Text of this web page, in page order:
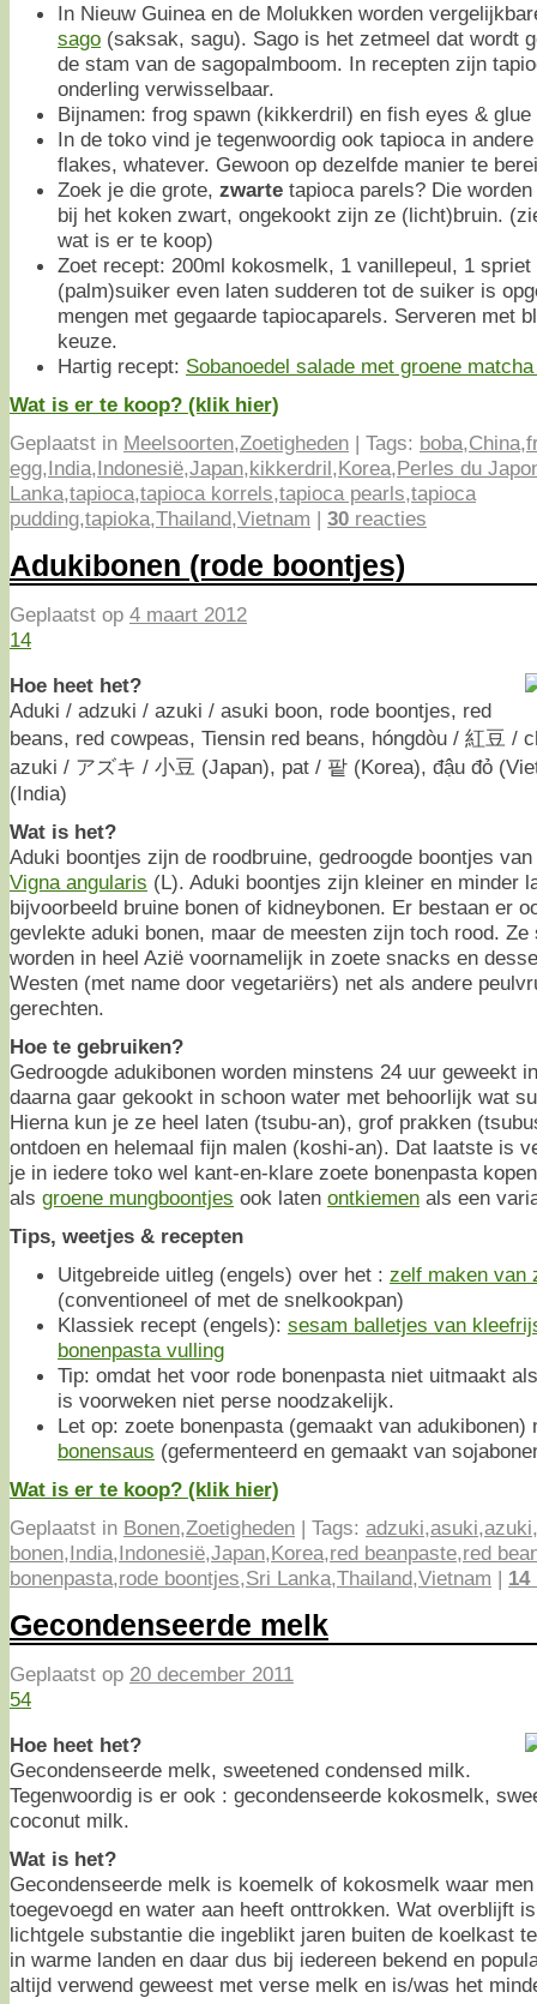
In Nieuw Guinea en de Molukken worden
sago (saksak, sagu). Sago is het zetmeel dat wordt
de stam van de sagopalmboom. In recepten zijn
onderling verwisselbaar.
Bijnamen: frog spawn (kikkerdril) en fish eyes &
In de toko vind je tegenwoordig ook tapioca in
flakes, whatever. Gewoon op dezelfde manier te
Zoek je die grote, zwarte tapioca parels? Die
bij het koken zwart, ongekookt zijn ze (licht)bruin.
wat is er te koop)
Zoet recept: 200ml kokosmelk, 1 vanillepeul, 1 spriet
(palm)suiker even laten sudderen tot de suiker is
mengen met gegaarde tapiocaparels. Serveren met
keuze.
Hartig recept: Sobanoedel salade met groene
Wat is er te koop? (klik hier)
Geplaatst in Meelsoorten,Zoetigheden | Tags: boba,China,
egg,India,Indonesië,Japan,kikkerdril,Korea,Perles du
Lanka,tapioca,tapioca korrels,tapioca pearls,tapioca
pudding,tapioka,Thailand,Vietnam | 30 reacties
Adukibonen (rode boontjes)
Geplaatst op 4 maart 2012
14
Hoe heet het?
Aduki / adzuki / azuki / asuki boon, rode boontjes, red
beans, red cowpeas, Tiensin red beans, hóngdòu / 紅豆 /
azuki / アズキ / 小豆 (Japan), pat / 팥 (Korea), đậu đỏ
(India)
Wat is het?
Aduki boontjes zijn de roodbruine, gedroogde boontjes
Vigna angularis (L). Aduki boontjes zijn kleiner en minder
bijvoorbeeld bruine bonen of kidneybonen. Er bestaan er
gevlekte aduki bonen, maar de meesten zijn toch rood.
worden in heel Azië voornamelijk in zoete snacks en
Westen (met name door vegetariërs) net als andere
gerechten.
Hoe te gebruiken?
Gedroogde adukibonen worden minstens 24 uur geweekt
daarna gaar gekookt in schoon water met behoorlijk wat
Hierna kun je ze heel laten (tsubu-an), grof prakken
ontdoen en helemaal fijn malen (koshi-an). Dat laatste is
je in iedere toko wel kant-en-klare zoete bonenpasta
als groene mungboontjes ook laten ontkiemen als een
Tips, weetjes & recepten
Uitgebreide uitleg (engels) over het : zelf maken van
(conventioneel of met de snelkookpan)
Klassiek recept (engels): sesam balletjes van
bonenpasta vulling
Tip: omdat het voor rode bonenpasta niet uitmaakt
is voorweken niet perse noodzakelijk.
Let op: zoete bonenpasta (gemaakt van
bonensaus (gefermenteerd en gemaakt van
Wat is er te koop? (klik hier)
Geplaatst in Bonen,Zoetigheden | Tags: adzuki,asuki,azuki,
bonen,India,Indonesië,Japan,Korea,red beanpaste,red
bonenpasta,rode boontjes,Sri Lanka,Thailand,Vietnam | 14
Gecondenseerde melk
Geplaatst op 20 december 2011
54
Hoe heet het?
Gecondenseerde melk, sweetened condensed milk.
Tegenwoordig is er ook : gecondenseerde kokosmelk,
coconut milk.
Wat is het?
Gecondenseerde melk is koemelk of kokosmelk waar
toegevoegd en water aan heeft onttrokken. Wat overblijft
lichtgele substantie die ingeblikt jaren buiten de koelkast
in warme landen en daar dus bij iedereen bekend en
altijd verwend geweest met verse melk en is/was het